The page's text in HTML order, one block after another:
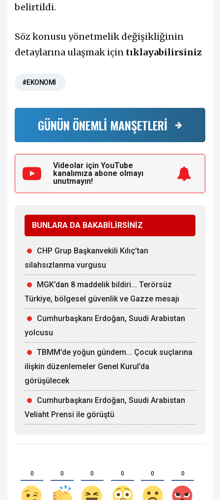
belirtildi.
Söz konusu yönetmelik değişikliğinin
detaylarına ulaşmak için tıklayabilirsiniz
#EKONOMİ
GÜNÜN ÖNEMLİ MANŞETLERİ
Videolar için YouTube
kanalımıza abone olmayı
unutmayın!
BUNLARA DA BAKABİLİRSİNİZ
CHP Grup Başkanvekili Kılıç’tan
silahsızlanma vurgusu
MGK’dan 8 maddelik bildiri... Terörsüz
Türkiye, bölgesel güvenlik ve Gazze mesajı
Cumhurbaşkanı Erdoğan, Suudi Arabistan
yolcusu
TBMM’de yoğun gündem... Çocuk suçlarına
ilişkin düzenlemeler Genel Kurul’da
görüşülecek
Cumhurbaşkanı Erdoğan, Suudi Arabistan
Veliaht Prensi ile görüştü
0 0 0 0 0 0